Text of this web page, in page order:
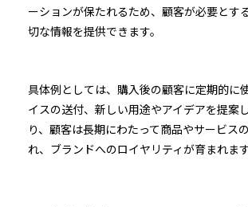
ーションが保たれるため、顧客が必要とす
切な情報を提供できます。
具体例としては、購入後の顧客に定期的に
イスの送付、新しい用途やアイデアを提案
り、顧客は長期にわたって商品やサービス
れ、ブランドへのロイヤリティが育まれます